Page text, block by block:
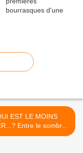
EST LE MOINS
Entre le sombre
des nuances qui